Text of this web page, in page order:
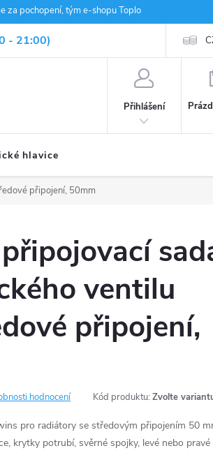
za pochopení, tým e-shopu Toplo
- 21:00)
Přihlášení
hlavice
připojení, 50mm
ventilu
připojení,
hodnocení Kód produktu: Zvolte
pro radiátory se středovým připojením 50
krytky potrubí, svěrné spojky, levé nebo pravé